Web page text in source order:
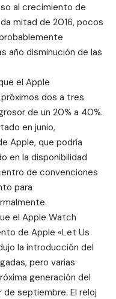
al crecimiento de
mitad de 2016, pocos
año disminución de las
el Apple
dos a tres
de un 20% a 40%.
en junio,
Apple, que podría
en la disponibilidad
de convenciones
para
el Apple Watch
de Apple «Let Us
la introducción del
, pero varias
generación del
septiembre. El reloj